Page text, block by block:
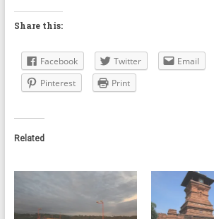
Share this:
Facebook Twitter Email
Pinterest
Print
Related